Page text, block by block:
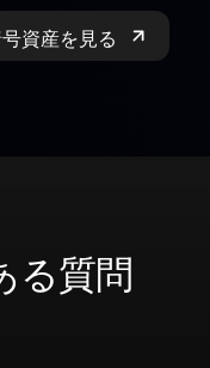
資産を見る
る質問